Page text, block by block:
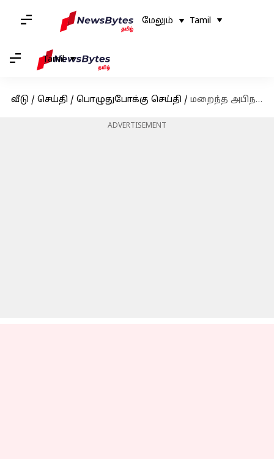
மேலும் Tamil
Tamil
வீடு / செய்தி / பொழுதுபோக்கு செய்தி / மறைந்த அபிநய சரஸ்வதி சரோஜா தேவிக்கு மாநில அரசின் உயரிய விருது அறிவிப்பு
ADVERTISEMENT